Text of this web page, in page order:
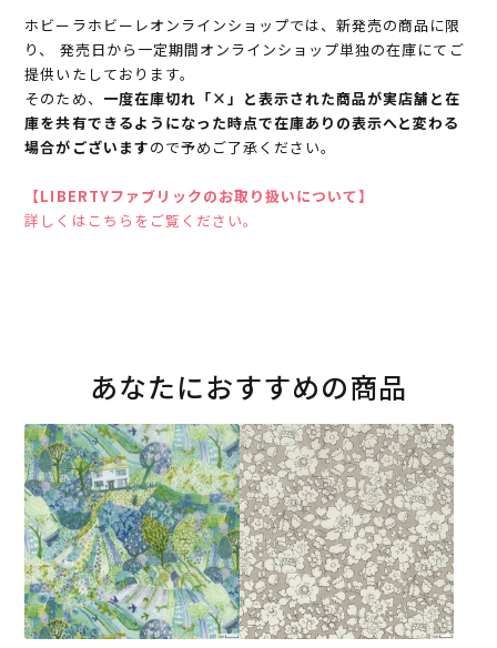
ホビーラホビーレオンラインショップでは、新発売の商品に限
り、 発売日から一定期間オンラインショップ単独の在庫にてご
提供いたしております。
そのため、 一度在庫切れ「×」と表示された商品が実店舗と在
庫を共有できるようになった時点で在庫ありの表示へと変わる
場合がございますので予めご了承ください。
【LIBERTYファブリックのお取り扱いについて】
詳しくはこちらをご覧ください。
あなたにおすすめの商品